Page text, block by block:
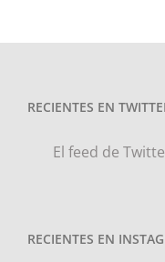
RECIENTES EN
El feed de
RECIENTES EN